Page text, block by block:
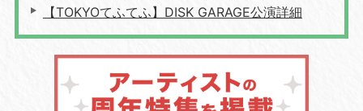
【TOKYOてふてふ】DISK GARAGE公演詳細